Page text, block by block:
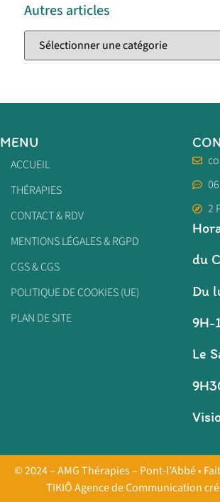
Autres articles
MENU
ACCUEIL
THÉRAPIES
CONTACT & RDV
MENTIONS LÉGALES & RGPD
CGS & CGS
POLITIQUE DE COOKIES (UE)
PLAN DE SITE
2
du
Du
9H-
Le
© 2024 – AMG Thérapies – Pont-l’Abbé •
TIKIÔ Agence de Communication